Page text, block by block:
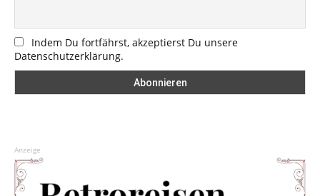
Indem Du fortfährst, akzeptierst Du unsere
Datenschutzerklärung.
Anzeige